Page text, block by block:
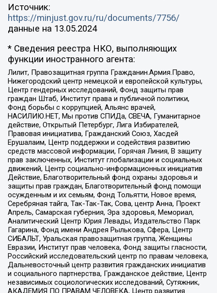
Источник:
https://minjust.gov.ru/ru/documents/7756/
данные на 13.05.2024
* Сведения реестра НКО, выполняющих
функции иностранного агента:
Лилит, Правозащитная группа Гражданин.Армия.Право,
Нижегородский центр немецкой и европейской культуры,
Центр гендерных исследований, Фонд защиты прав
граждан Штаб, Институт права и публичной политики,
Фонд борьбы с коррупцией, Альянс врачей,
НАСИЛИЮ.НЕТ, Мы против СПИДа, СВЕЧА, Гуманитарное
действие, Открытый Петербург, Лига Избирателей,
Правовая инициатива, Гражданский Союз, Хасдей
Ерушалаим, Центр поддержки и содействия развитию
средств массовой информации, Горячая Линия, В защиту
прав заключенных, Институт глобализации и социальных
движений, Центр социально-информационных инициатив
Действие, Благотворительный фонд охраны здоровья и
защиты прав граждан, Благотворительный фонд помощи
осужденным и их семьям, Фонд Тольятти, Новое время,
Серебряная тайга, Так-Так-Так, Сова, центр Анна, Проект
Апрель, Самарская губерния, Эра здоровья, Мемориал,
Аналитический Центр Юрия Левады, Издательство Парк
Гагарина, Фонд имени Андрея Рылькова, Сфера, Центр
СИБАЛЬТ, Уральская правозащитная группа, Женщины
Евразии, Институт прав человека, Фонд защиты гласности,
Российский исследовательский центр по правам человека,
Дальневосточный центр развития гражданских инициатив
и социального партнерства, Гражданское действие, Центр
независимых социологических исследований, Сутяжник,
АКАДЕМИЯ ПО ПРАВАМ ЧЕЛОВЕКА, Центр развития